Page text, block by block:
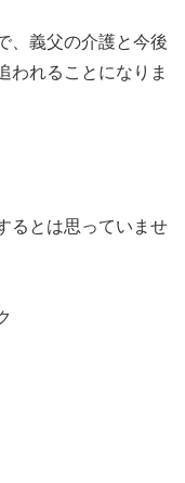
、義父の介護と今後
われることになりま
るとは思っていませ